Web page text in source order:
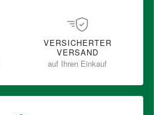
VERSICHERTER
VERSAND
auf Ihren Einkauf